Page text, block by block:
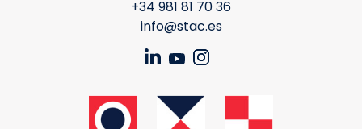
+34 981 81 70 36
info@stac.es